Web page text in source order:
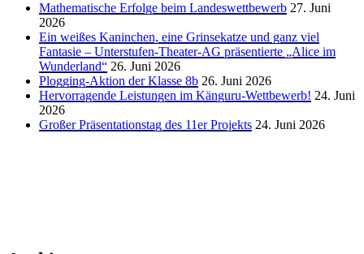
Mathematische Erfolge beim Landeswettbewerb 27. Juni
2026
Ein weißes Kaninchen, eine Grinsekatze und ganz viel
Fantasie – Unterstufen-Theater-AG präsentierte „Alice im
Wunderland“ 26. Juni 2026
Plogging-Aktion der Klasse 8b 26. Juni 2026
Hervorragende Leistungen im Känguru-Wettbewerb! 24. Juni
2026
Großer Präsentationstag des 11er Projekts 24. Juni 2026